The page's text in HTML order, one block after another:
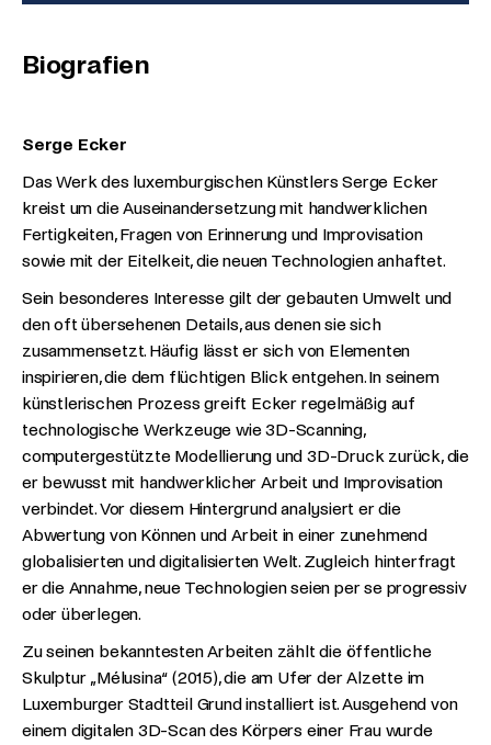
Biografien
Serge Ecker
Das Werk des luxemburgischen Künstlers Serge Ecker
kreist um die Auseinandersetzung mit handwerklichen
Fertigkeiten, Fragen von Erinnerung und Improvisation
sowie mit der Eitelkeit, die neuen Technologien anhaftet.
Sein besonderes Interesse gilt der gebauten Umwelt und
den oft übersehenen Details, aus denen sie sich
zusammensetzt. Häufig lässt er sich von Elementen
inspirieren, die dem flüchtigen Blick entgehen. In seinem
künstlerischen Prozess greift Ecker regelmäßig auf
technologische Werkzeuge wie 3D-Scanning,
computergestützte Modellierung und 3D-Druck zurück, die
er bewusst mit handwerklicher Arbeit und Improvisation
verbindet. Vor diesem Hintergrund analysiert er die
Abwertung von Können und Arbeit in einer zunehmend
globalisierten und digitalisierten Welt. Zugleich hinterfragt
er die Annahme, neue Technologien seien per se progressiv
oder überlegen.
Zu seinen bekanntesten Arbeiten zählt die öffentliche
Skulptur „Mélusina“ (2015), die am Ufer der Alzette im
Luxemburger Stadtteil Grund installiert ist. Ausgehend von
einem digitalen 3D-Scan des Körpers einer Frau wurde